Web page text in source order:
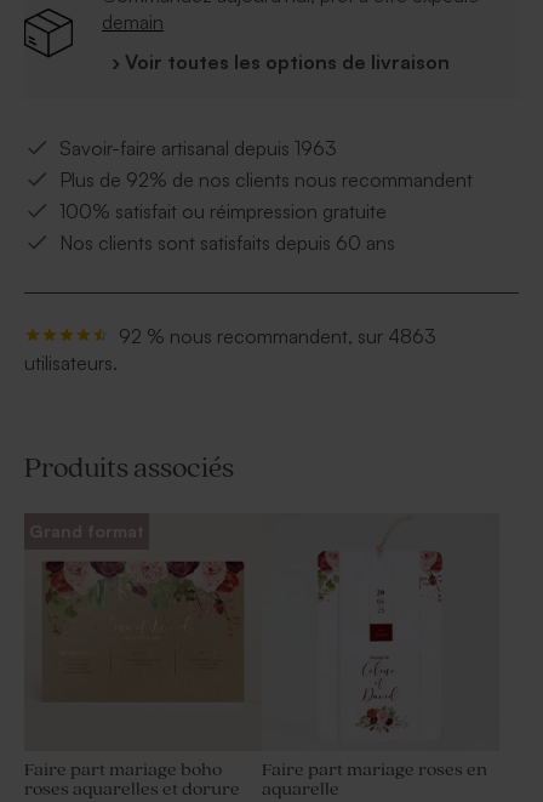
demain
› Voir toutes les options de livraison
Savoir-faire artisanal depuis 1963
Plus de 92% de nos clients nous recommandent
100% satisfait ou réimpression gratuite
Nos clients sont satisfaits depuis 60 ans
92 % nous recommandent, sur 4863
utilisateurs.
Produits associés
Grand format
Faire part mariage boho
roses aquarelles et dorure
Faire part mariage roses en
aquarelle